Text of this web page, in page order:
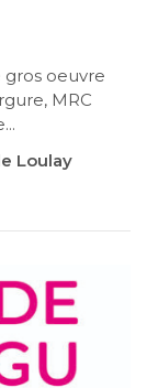
gros oeuvre
MRC
Loulay